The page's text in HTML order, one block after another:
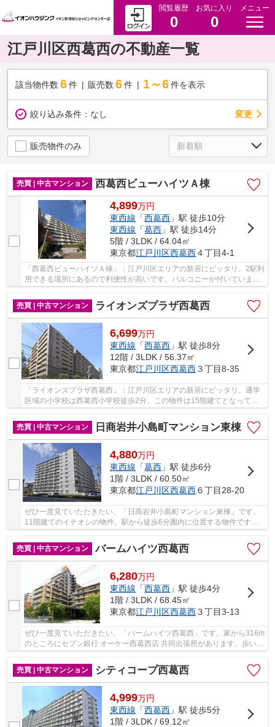
閲覧履歴
0
お気に入り
0
メニュー
江戸川区西葛西の不動産一覧
該当物件数 6件 販売数 6 件 1～6 件を表示
絞り込み条件： なし 変更
販売物件のみ
売買 | 中古マンション 西葛西ビューハイツＡ棟
4,899万円
東西線 「西葛西 」駅 徒歩10分
東西線 「葛西 」駅 徒歩14分
5階 / 3LDK / 64.04㎡
東京都江戸川区西葛西４丁目4-1
「西葛西ビューハイツＡ棟」：江戸川区エリアの新居にピッタリ。2駅利
用できる場所にあるので利便性が高いです。バルコニーが付いていま
売買 | 中古マンション
ライオンズプラザ西葛西
6,699万円
東西線 「西葛西 」駅 徒歩8分
12階 / 3LDK / 56.37㎡
東京都江戸川区西葛西３丁目8-35
「ライオンズプラザ西葛西」：江戸川区エリアの新居にピッタリ。通学
区域の小学校は西葛西小学校徒歩2分。この物件は15階建てとなってお
売買 | 中古マンション
日商岩井小島町マンション東棟
4,880万円
東西線 「葛西 」駅 徒歩6分
1階 / 3LDK / 60.50㎡
東京都江戸川区西葛西６丁目28-20
ぜひ一度見ていただきたい、「日商岩井小島町マンション東棟」です。
11階建てのイチオシの物件。駅から徒歩6分圏内に位置する物件です。
売買 | 中古マンション
バームハイツ西葛西
6,280万円
東西線 「西葛西 」駅 徒歩4分
1階 / 3LDK / 68.45㎡
東京都江戸川区西葛西３丁目3-13
ぜひ一度見ていただきたい、「バームハイツ西葛西」です。家から316m
のところにセブン銀行 オーケー西葛西店 共同出張所があります。歩いて
売買 | 中古マンション
シティコープ西葛西
4,999万円
東西線 「西葛西 」駅 徒歩5分
1階 / 3LDK / 69.12㎡